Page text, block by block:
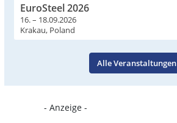
EuroSteel 2026
16. – 18.09.2026
Krakau, Poland
Alle Veranstaltungen
- Anzeige -